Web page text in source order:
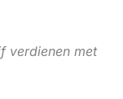
verdienen met